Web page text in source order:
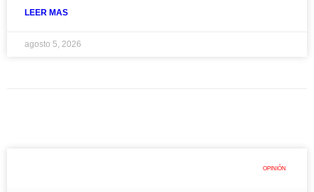
LEER MAS
agosto 5, 2026
OPINIÓN